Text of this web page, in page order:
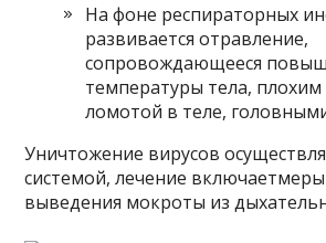
На фоне респираторных
развивается отравление,
сопровождающееся
температуры тела,
ломотой в теле,
Уничтожение вирусов
системой, лечение
выведения мокроты из